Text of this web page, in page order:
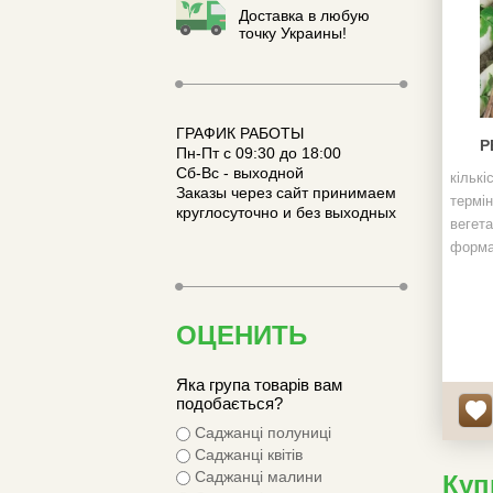
Доставка в любую
точку Украины!
ГРАФИК РАБОТЫ
Пн-Пт с 09:30 до 18:00
Сб-Вс - выходной
Заказы через сайт принимаем
круглосуточно и без выходных
ОЦЕНИТЬ
Яка група товарів вам
подобається?
Саджанці полуниці
Саджанці квітів
Саджанці малини